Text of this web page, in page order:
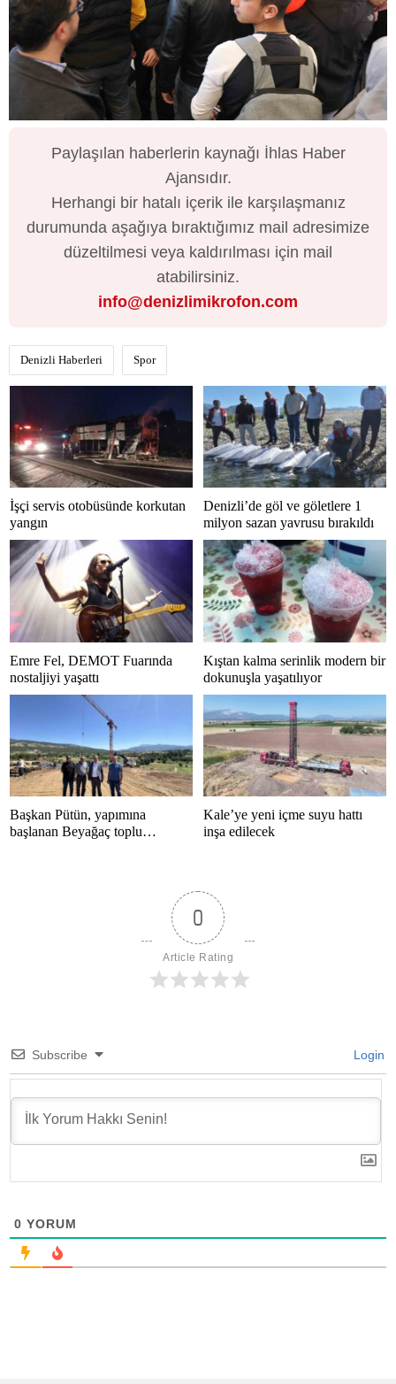
Paylaşılan haberlerin kaynağı İhlas Haber
Ajansıdır.
Herhangi bir hatalı içerik ile karşılaşmanız
durumunda aşağıya bıraktığımız mail adresimize
düzeltilmesi veya kaldırılması için mail
atabilirsiniz.
info@denizlimikrofon.com
Denizli Haberleri Spor
İşçi servis otobüsünde korkutan
yangın
Denizli’de göl ve göletlere 1
milyon sazan yavrusu bırakıldı
Emre Fel, DEMOT Fuarında
nostaljiyi yaşattı
Kıştan kalma serinlik modern bir
dokunuşla yaşatılıyor
Başkan Pütün, yapımına
başlanan Beyağaç toplu
Kale’ye yeni içme suyu hattı
inşa edilecek
0
Article Rating
Subscribe Login
0 YORUM